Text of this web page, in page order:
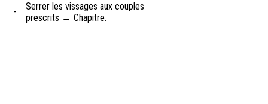
-
Serrer les vissages aux couples
prescrits → Chapitre.